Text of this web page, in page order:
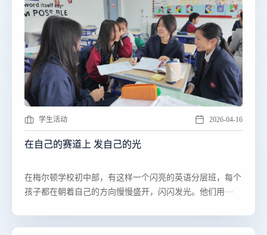
学生活动 2026-04-16
在自己的赛道上 发自己的光
​​在梅尔顿学校初中部，有这样一个闪亮的英语分层班，每个
孩子都在朝着自己的方向慢慢盛开，闪闪发光。他们用···